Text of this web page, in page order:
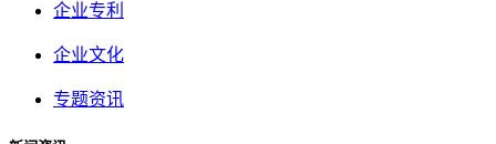
企业专利
企业文化
专题资讯